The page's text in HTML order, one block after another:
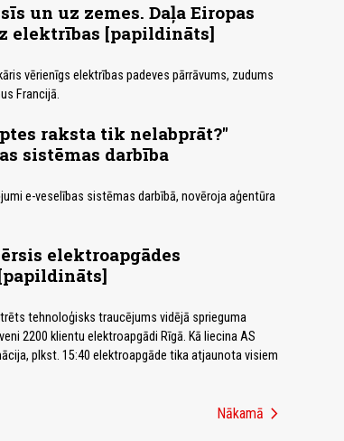
un uz zemes. Daļa Eiropas
elektrības [papildināts]
vērienīgs elektrības padeves pārrāvums, zudums
Francijā.
raksta tik nelabprāt?"
sistēmas darbība
e-veselības sistēmas darbībā, novēroja aģentūra
elektroapgādes
tehnoloģisks traucējums vidējā sprieguma
2200 klientu elektroapgādi Rīgā. Kā liecina AS
plkst. 15:40 elektroapgāde tika atjaunota visiem
Nākamā chevron_right